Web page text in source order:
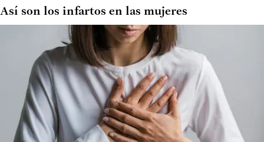
Así son los infartos en las mujeres